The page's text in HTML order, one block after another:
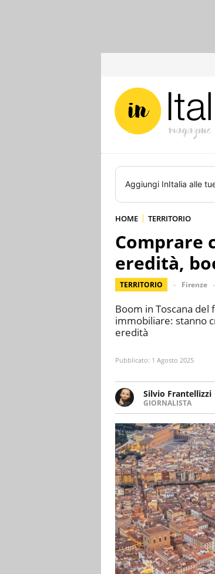
Aggiungi InItalia alle
HOME TERRITORIO
Comprare
eredità,
TERRITORIO Firenze
Boom in Toscana
immobiliare: stanno
eredità
Pubblicato: 1 Agosto 2025
Silvio Frantellizzi
GIORNALISTA
Giornalista
scrivendo di